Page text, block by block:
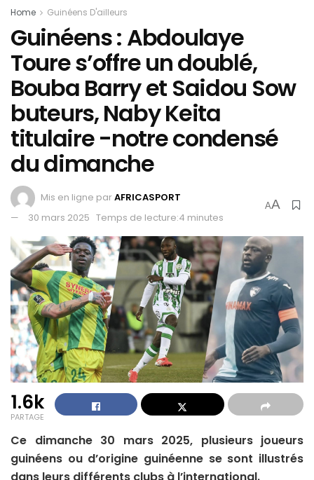
Home Guinéens D'ailleurs
Guinéens : Abdoulaye
Toure s’offre un doublé,
Bouba Barry et Saidou Sow
buteurs, Naby Keita
titulaire -notre condensé
du dimanche
Mis en ligne parAFRICASPORT
30 mars 2025 Temps de lecture:4 minutes
AA
1.6k
PARTAGE
Ce dimanche 30 mars 2025, plusieurs joueurs
guinéens ou d’origine guinéenne se sont illustrés
dans leurs différents clubs à l’international.